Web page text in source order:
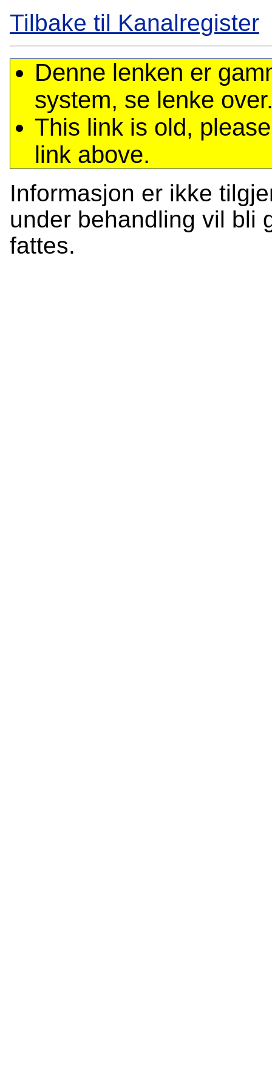
Tilbake til Kanalregister
Denne lenken er
system, se lenke
This link is old,
link above.
Informasjon er ikke
under behandling vil bli
fattes.